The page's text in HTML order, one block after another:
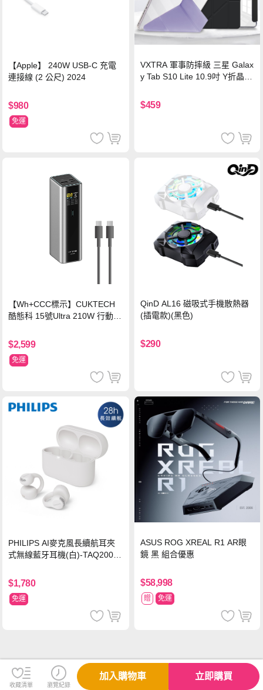
【Apple】 240W USB-C 充電
連接線 (2 公尺) 2024
$980
免運
VXTRA 軍事防摔級 三星 Galax
y Tab S10 Lite 10.9吋 Y折晶透
$459
【Wh+CCC標示】CUKTECH
酷態科 15號Ultra 210W 行動電
$2,599
免運
QinD AL16 磁吸式手機散熱器
(插電款)(黑色)
$290
PHILIPS AI麥克風長續航耳夾
式無線藍牙耳機(白)-TAQ2000
$1,780
免運
ASUS ROG XREAL R1 AR眼
鏡 黑 組合優惠
$58,998
贈 免運
收藏清單 瀏覽紀錄
加入購物車 立即購買